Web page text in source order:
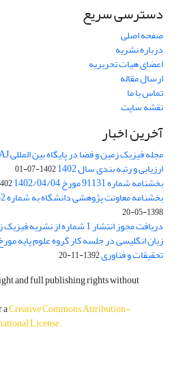
دسترسی سریع
صفحه اصلی
درباره نشریه
اعضای هیات تحریریه
ارسال مقاله
تماس با ما
نقشه سایت
آخرین اخبار
مجله فیزیک زمین و فضا در پایگاه بین المللی DOAJ نمایه شد.
ارزیابی و رتبه بندی سال 1402 1402-07-01
بخشنامه شماره 91131 مورخ 1402/04/04 04-04
بخشنامه معاونت پژوهشی دانشگاه به شماره 140/130382 مورخ 98/5/20
1398-05-20
دریافت مجوز انتشار 1 شماره از
تحقیقات و فناوری1392-11-20
and full publishing rights without
Creative Commons Attribution-
License.